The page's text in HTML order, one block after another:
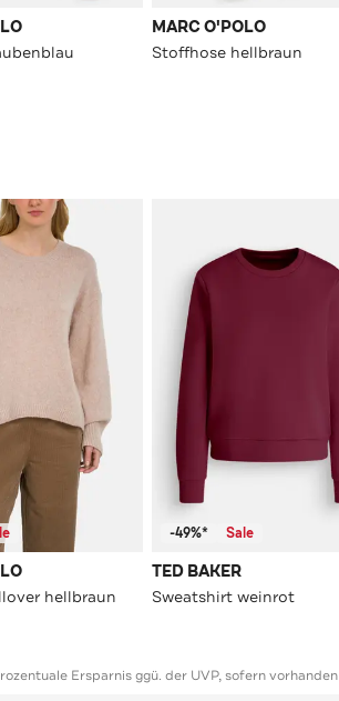
MARC O'POLO
Stoffhose hellbraun
hellbraun
-49%* Sale
TED BAKER
Sweatshirt weinrot
Ersparnis ggü. der UVP, sofern vorhanden